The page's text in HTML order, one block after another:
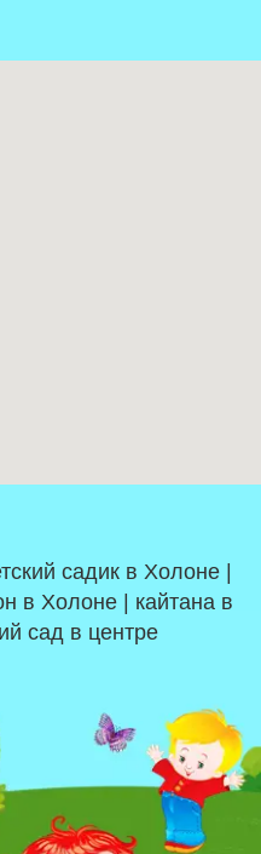
садик в Холоне |
в Холоне | кайтана в
сад в центре